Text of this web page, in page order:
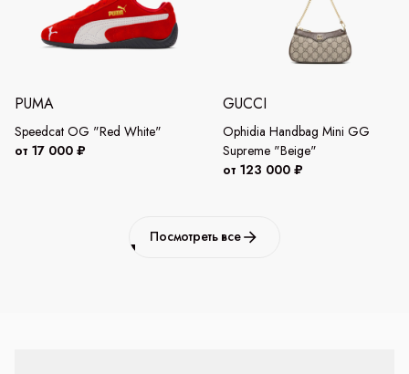
PUMA
Speedcat OG "Red White"
от 17 000 ₽
GUCCI
Ophidia Handbag Mini GG
Supreme "Beige"
от 123 000 ₽
Посмотреть все